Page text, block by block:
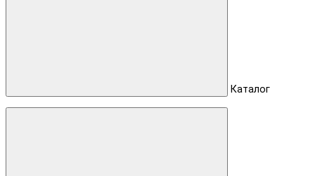
Каталог